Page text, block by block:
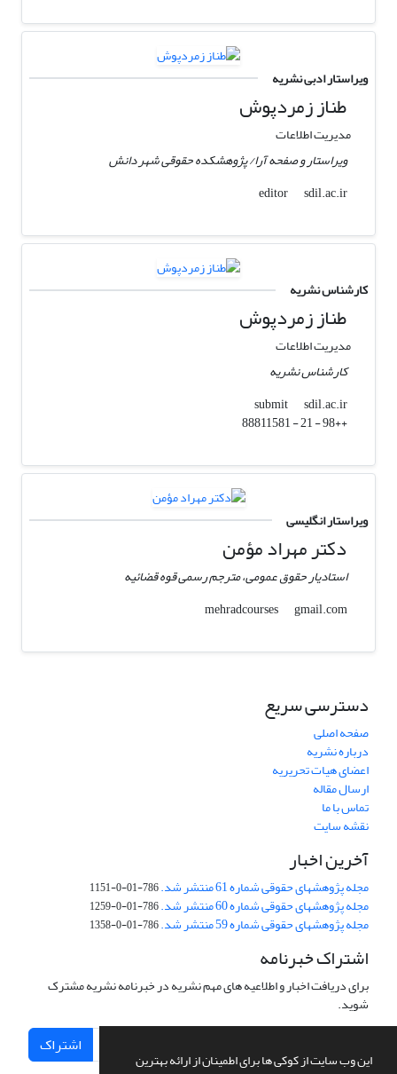
این وب سایت از کوکی ها برای اطمینان از ارائه بهترین
ویراستار ادبی نشریه
طناز زمردپوش
مدیریت اطلاعات
ویراستار و صفحه آرا/ پژوهشکده حقوقی شهر دانش
editor
sdil.ac.ir
کارشناس نشریه
طناز زمردپوش
مدیریت اطلاعات
کارشناس نشریه
submit
sdil.ac.ir
++98 - 21 - 88811581
ویراستار انگلیسی
دکتر مهراد مؤمن
استادیار حقوق عمومی، مترجم رسمی قوه قضائیه
mehradcourses
gmail.com
دسترسی سریع
صفحه اصلی
درباره نشریه
اعضای هیات تحریریه
ارسال مقاله
تماس با ما
نقشه سایت
آخرین اخبار
مجله پژوهشهای حقوقی شماره 61 منتشر شد. 786-01-0-1151
مجله پژوهشهای حقوقی شماره 60 منتشر شد. 786-01-0-1259
مجله پژوهشهای حقوقی شماره 59 منتشر شد. 786-01-0-1358
اشتراک خبرنامه
برای دریافت اخبار و اطلاعیه های مهم نشریه در خبرنامه نشریه مشترک
شوید.
اشتراک